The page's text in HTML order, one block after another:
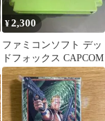
¥2,300
ファミコンソフト デッ
ドフォックス CAPCOM